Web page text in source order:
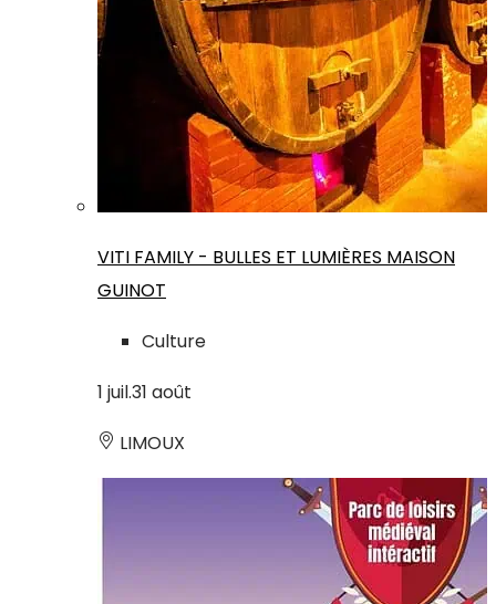
VITI FAMILY - BULLES ET LUMIÈRES MAISON
GUINOT
Culture
1 juil.31 août
LIMOUX